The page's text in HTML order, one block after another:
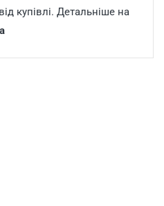
купівлі. Детальніше на